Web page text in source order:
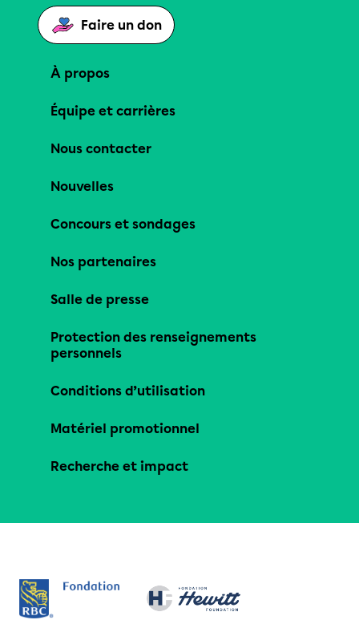
Faire un don
À propos
Équipe et carrières
Nous contacter
Nouvelles
Concours et sondages
Nos partenaires
Salle de presse
Protection des renseignements
personnels
Conditions d’utilisation
Matériel promotionnel
Recherche et impact